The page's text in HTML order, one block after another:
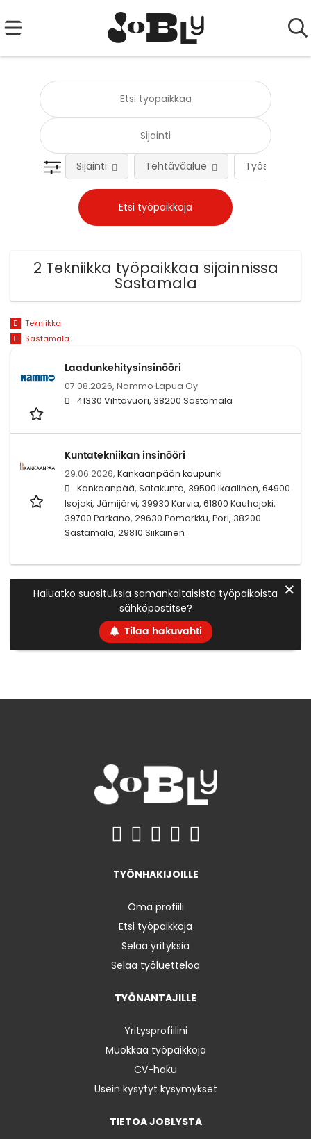
Työsuhteen
Sijainti Tehtäväalue
2 Tekniikka työpaikkaa sijainnissa
Sastamala
Tekniikka
Sastamala
Laadunkehitysinsinööri
07.08.2026, Nammo Lapua Oy
41330 Vihtavuori, 38200 Sastamala
Kuntatekniikan insinööri
29.06.2026, Kankaanpään kaupunki
Kankaanpää, Satakunta, 39500 Ikaalinen, 64900
Isojoki, Jämijärvi, 39930 Karvia, 61800 Kauhajoki,
39700 Parkano, 29630 Pomarkku, Pori, 38200
Sastamala, 29810 Siikainen
Haluatko suosituksia samankaltaisista työpaikoista
sähköpostitse?
Tilaa hakuvahti
✕
TYÖNHAKIJOILLE
Oma profiili
Etsi työpaikkoja
Selaa yrityksiä
Selaa työluetteloa
TYÖNANTAJILLE
Yritysprofiilini
Muokkaa työpaikkoja
CV-haku
Usein kysytyt kysymykset
TIETOA JOBLYSTA